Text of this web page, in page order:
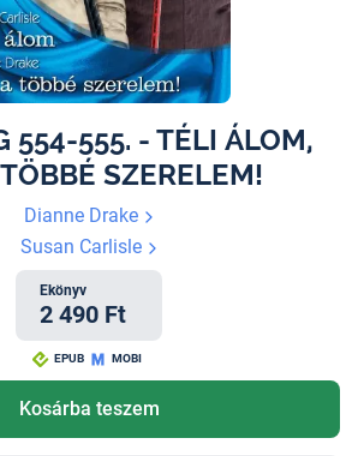
554-555. - TÉLI ÁLOM,
SZERELEM!
Dianne Drake
Susan Carlisle
Ekönyv
2 490 Ft
EPUB MOBI
Kosárba teszem